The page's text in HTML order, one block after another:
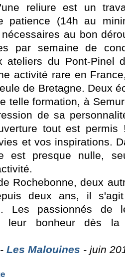
reliure est un
patience (14h au
au bon
par semaine de
ateliers du Pont-Pinel
activité rare en
de Bretagne. Deux
telle formation, à
de sa
tout est
et vos inspirations.
est presque nulle,
Rochebonne, deux
deux ans, il
Les passionnés de
leur bonheur dès
Les Malouines - juin